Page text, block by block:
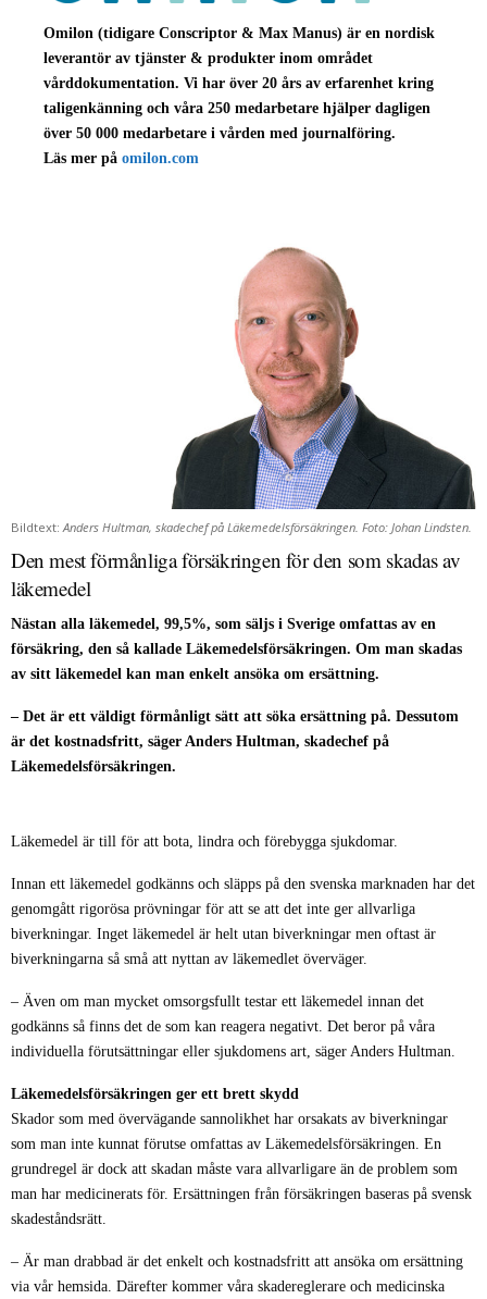
Omilon (tidigare Conscriptor & Max Manus) är en nordisk
leverantör av tjänster & produkter inom området
vårddokumentation. Vi har över 20 års av erfarenhet kring
taligenkänning och våra 250 medarbetare hjälper dagligen
över 50 000 medarbetare i vården med journalföring.
Läs mer på omilon.com
Bildtext: Anders Hultman, skadechef på Läkemedelsförsäkringen. Foto: Johan Lindsten.
Den mest förmånliga försäkringen för den som skadas av
läkemedel
Nästan alla läkemedel, 99,5%, som säljs i Sverige omfattas av en
försäkring, den så kallade Läkemedelsförsäkringen. Om man skadas
av sitt läkemedel kan man enkelt ansöka om ersättning.
– Det är ett väldigt förmånligt sätt att söka ersättning på. Dessutom
är det kostnadsfritt, säger Anders Hultman, skadechef på
Läkemedelsförsäkringen.
Läkemedel är till för att bota, lindra och förebygga sjukdomar.
Innan ett läkemedel godkänns och släpps på den svenska marknaden har det
genomgått rigorösa prövningar för att se att det inte ger allvarliga
biverkningar. Inget läkemedel är helt utan biverkningar men oftast är
biverkningarna så små att nyttan av läkemedlet överväger.
– Även om man mycket omsorgsfullt testar ett läkemedel innan det
godkänns så finns det de som kan reagera negativt. Det beror på våra
individuella förutsättningar eller sjukdomens art, säger Anders Hultman.
Läkemedelsförsäkringen ger ett brett skydd
Skador som med övervägande sannolikhet har orsakats av biverkningar
som man inte kunnat förutse omfattas av Läkemedelsförsäkringen. En
grundregel är dock att skadan måste vara allvarligare än de problem som
man har medicinerats för. Ersättningen från försäkringen baseras på svensk
skadeståndsrätt.
– Är man drabbad är det enkelt och kostnadsfritt att ansöka om ersättning
via vår hemsida. Därefter kommer våra skadereglerare och medicinska